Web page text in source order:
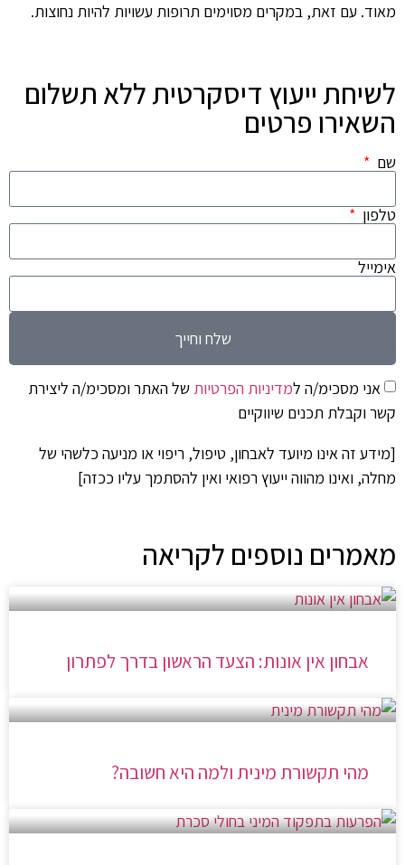
מאוד. עם זאת, במקרים מסוימים תרופות עשויות להיות נחוצות.
לשיחת ייעוץ דיסקרטית ללא תשלום
השאירו פרטים
שם
טלפון
אימייל
אני מסכימ/ה למדיניות הפרטיות של האתר ומסכימ/ה ליצירת
קשר וקבלת תכנים שיווקיים
שלח וחייך
[מידע זה אינו מיועד לאבחון, טיפול, ריפוי או מניעה כלשהי של
מחלה, ואינו מהווה ייעוץ רפואי ואין להסתמך עליו ככזה]
מאמרים נוספים לקריאה
אבחון אין אונות: הצעד הראשון בדרך לפתרון
מהי תקשורת מינית ולמה היא חשובה?